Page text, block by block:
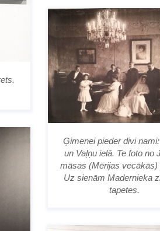
Ģimenei pieder divi
un Vaļņu ielā. Te foto no
māsas (Mērijas vecākās)
Uz sienām Madernieka
tapetes.